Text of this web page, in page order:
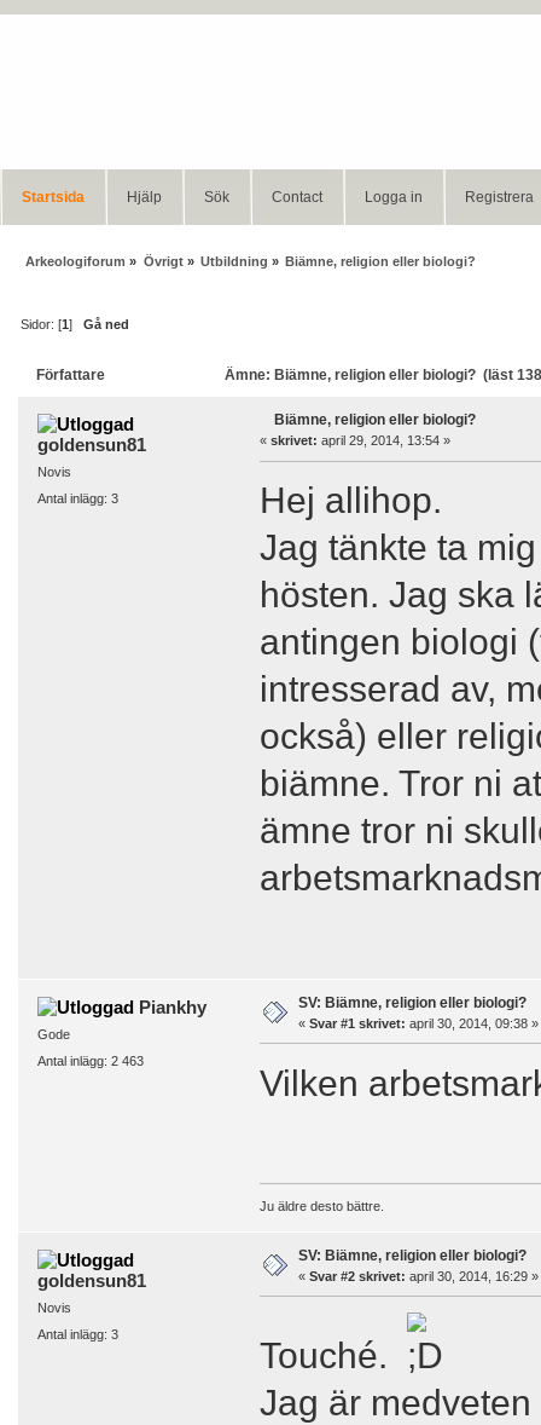
Startsida Hjälp Sök Contact Logga in Registrera
Arkeologiforum » Övrigt» Utbildning » Biämne, religion eller biologi?
Sidor: [1]Gå ned
Författare Ämne: Biämne, religion eller biologi? (läst
goldensun81
Novis
Antal inlägg: 3
Biämne, religion eller biologi?
« skrivet: april 29, 2014, 13:54 »
Hej allihop.
Jag tänkte ta
hösten. Jag ska
antingen biologi
intresserad av,
också) eller
biämne. Tror ni
ämne tror ni
Piankhy
Gode
Antal inlägg: 2 463
SV: Biämne, religion eller biologi?
« Svar #1 skrivet: april 30, 2014, 09:38 »
Vilken
Ju äldre desto bättre.
goldensun81
Novis
Antal inlägg: 3
SV: Biämne, religion eller biologi?
« Svar #2 skrivet: april 30, 2014, 16:29 »
Touché.
Jag är